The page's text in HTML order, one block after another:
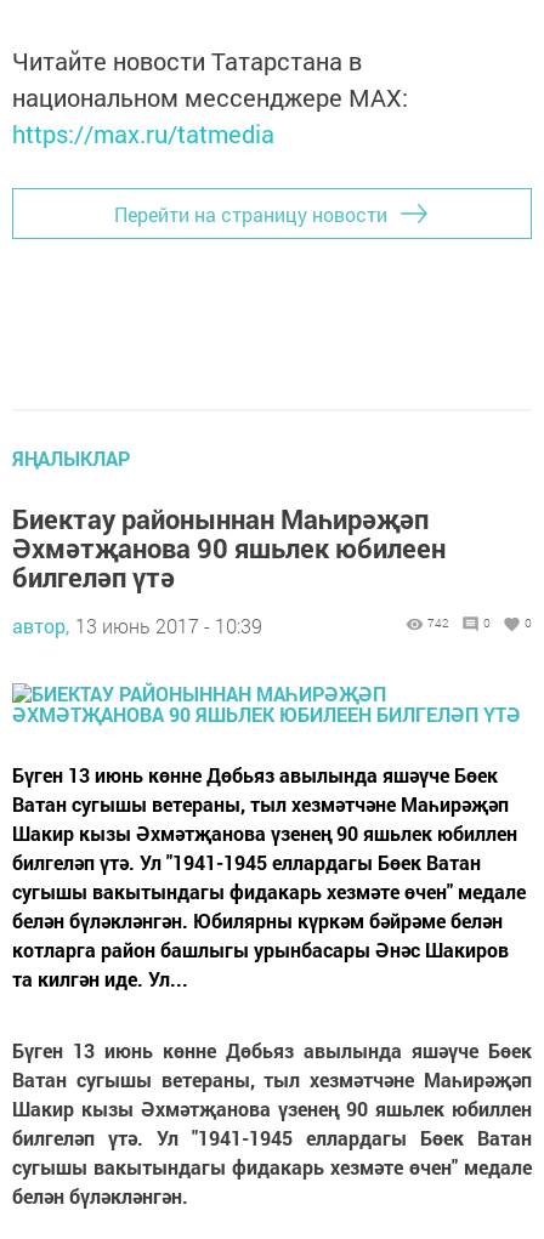
Читайте новости Татарстана в
национальном мессенджере MАХ:
https://max.ru/tatmedia
Перейти на страницу новости
ЯҢАЛЫКЛАР
Биектау районыннан Маһирәҗәп
Әхмәтҗанова 90 яшьлек юбилеен
билгеләп үтә
автор, 13 июнь 2017 - 10:39 742 0 0
Бүген 13 июнь көнне Дөбьяз авылында яшәүче Бөек
Ватан сугышы ветераны, тыл хезмәтчәне Маһирәҗәп
Шакир кызы Әхмәтҗанова үзенең 90 яшьлек юбиллен
билгеләп үтә. Ул "1941-1945 еллардагы Бөек Ватан
сугышы вакытындагы фидакарь хезмәте өчен" медале
белән бүләкләнгән. Юбилярны күркәм бәйрәме белән
котларга район башлыгы урынбасары Әнәс Шакиров
та килгән иде. Ул...
Бүген 13 июнь көнне Дөбьяз авылында яшәүче Бөек
Ватан сугышы ветераны, тыл хезмәтчәне Маһирәҗәп
Шакир кызы Әхмәтҗанова үзенең 90 яшьлек юбиллен
билгеләп үтә. Ул "1941-1945 еллардагы Бөек Ватан
сугышы вакытындагы фидакарь хезмәте өчен" медале
белән бүләкләнгән.